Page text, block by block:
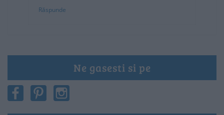
Răspunde
Ne gasesti si pe